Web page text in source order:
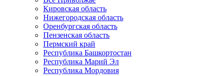
Кировская область
Нижегородская область
Оренбургская область
Пензенская область
Пермский край
Республика Башкортостан
Республика Марий Эл
Республика Мордовия